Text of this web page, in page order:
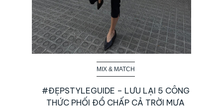
MIX & MATCH
#ĐẸPSTYLEGUIDE – LƯU LẠI 5 CÔNG
THỨC PHỐI ĐỒ CHẤP CẢ TRỜI MƯA